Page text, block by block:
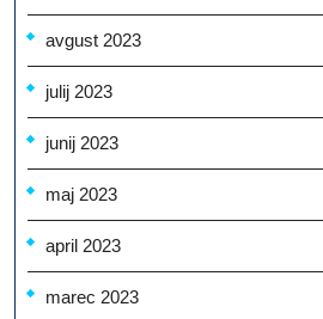
avgust 2023
julij 2023
junij 2023
maj 2023
april 2023
marec 2023